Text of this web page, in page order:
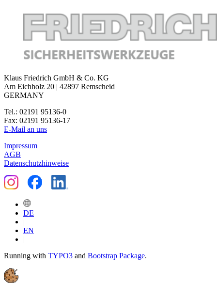
Klaus Friedrich GmbH & Co. KG
Am Eichholz 20 | 42897 Remscheid
GERMANY
Tel.: 02191 95136-0
Fax: 02191 95136-17
E-Mail an uns
Impressum
AGB
Datenschutzhinweise
DE
|
EN
|
Running with TYPO3 and Bootstrap Package.